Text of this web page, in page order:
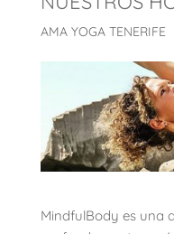
AMA YOGA TENERIFE
MindfulBody es una